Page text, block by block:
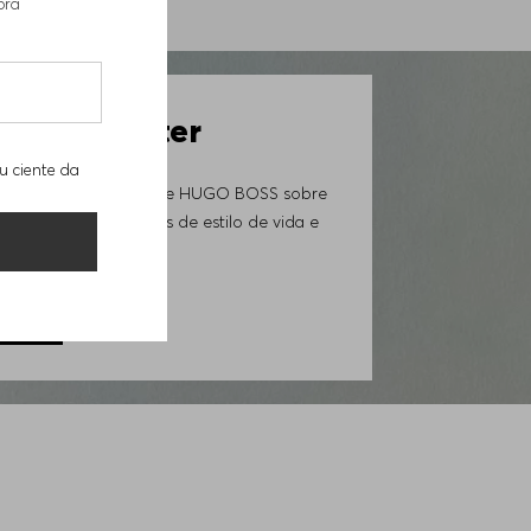
ciente da
Newsletter
da Loja Online HUGO BOSS sobre
exclusivos, trends de estilo de vida e